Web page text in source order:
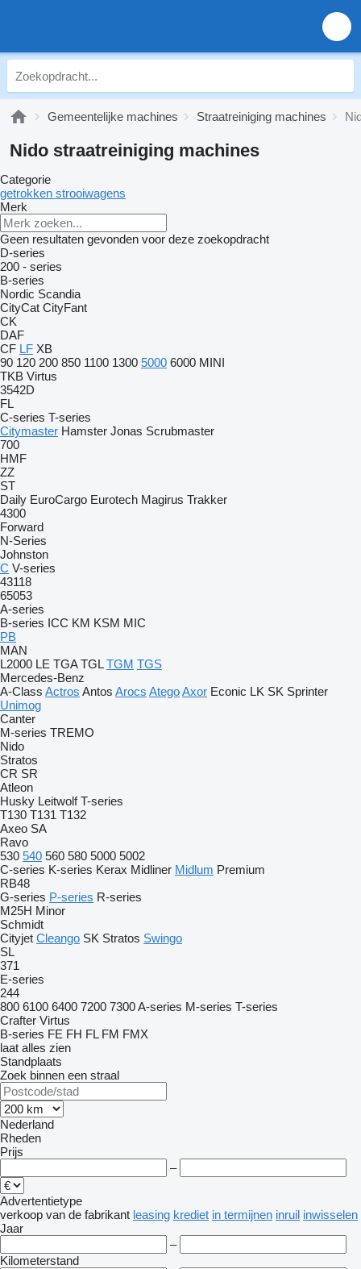
Gemeentelijke machines Straatreiniging machines
Nido straatreiniging machines
Categorie
getrokken strooiwagens
Merk
Geen resultaten gevonden voor deze zoekopdracht
D-series
200 - series
B-series
Nordic Scandia
CityCat CityFant
CK
DAF
CF LF XB
90 120 200 850 1100 1300 5000 6000 MINI
TKB Virtus
3542D
FL
C-series T-series
Citymaster Hamster Jonas Scrubmaster
700
HMF
ZZ
ST
Daily EuroCargo Eurotech Magirus Trakker
4300
Forward
N-Series
Johnston
C V-series
43118
65053
A-series
B-series ICC KM KSM MIC
PB
MAN
L2000 LE TGA TGL TGM TGS
Mercedes-Benz
A-Class Actros Antos Arocs AtegoAxor Econic LK SK Sprinter
Unimog
Canter
M-series TREMO
Nido
Stratos
CR SR
Atleon
Husky Leitwolf T-series
T130 T131 T132
Axeo SA
Ravo
530 540 560 580 5000 5002
C-series K-series Kerax Midliner Midlum Premium
RB48
G-series P-series R-series
M25H Minor
Schmidt
Cityjet Cleango SK Stratos Swingo
SL
371
E-series
244
800 6100 6400 7200 7300A-series M-series T-series
Crafter Virtus
B-series FE FH FL FM FMX
laat alles zien
Standplaats
Zoek binnen een straal
Nederland
Rheden
Prijs
–
Advertentietype
verkoop van de fabrikant leasing krediet in termijnen inruil inwisselen
Jaar
–
Kilometerstand